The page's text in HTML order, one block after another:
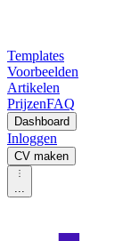
Templates
Voorbeelden
Artikelen
PrijzenFAQ
Dashboard
Inloggen
CV maken
...